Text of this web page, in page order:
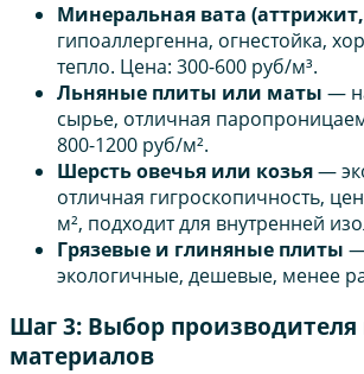
Минеральная вата
гипоаллергенна, огнестойка,
тепло. Цена: 300-600 руб/м³.
Льняные плиты или маты —
сырье, отличная
800-1200 руб/м².
Шерсть овечья или козья—
отличная гигроскопичность,
м², подходит для внутренней
Грязевые и глиняные плиты
экологичные, дешевые, менее
Шаг 3: Выбор производителя
материалов